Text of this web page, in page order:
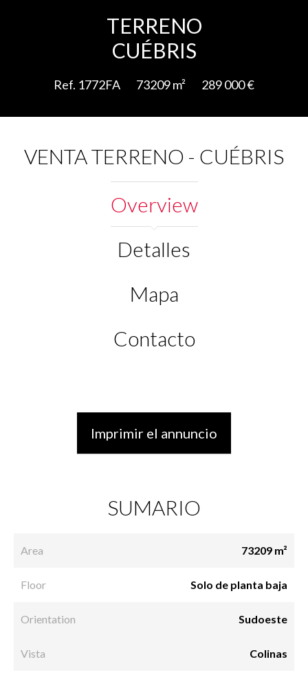
TERRENO
CUÉBRIS
Ref. 1772FA 73209 m² 289 000 €
VENTA TERRENO - CUÉBRIS
Overview
Detalles
Mapa
Contacto
Imprimir el annuncio
SUMARIO
Area 73209 m²
Floor Solo de planta baja
Orientation Sudoeste
Vista Colinas